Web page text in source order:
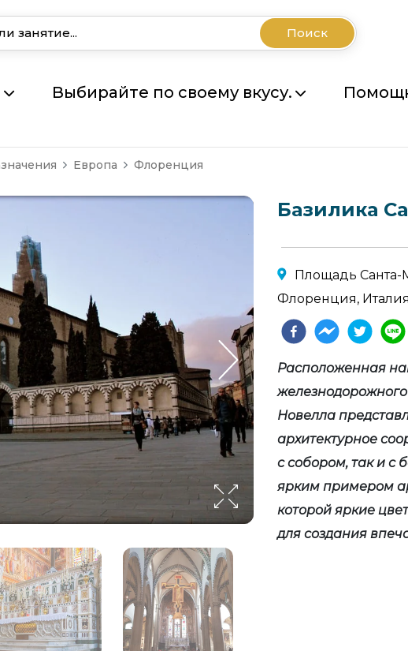
Поиск
Выбирайте по своему вкусу.
Европа Флоренция
Базилика
Площадь Санта-
Флоренция,
Расположенная
Новелла
архитектурное
с собором, так и с
ярким примером
которой яркие
для создания